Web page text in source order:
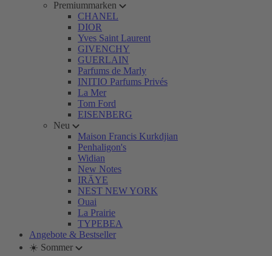
Premiummarken
CHANEL
DIOR
Yves Saint Laurent
GIVENCHY
GUERLAIN
Parfums de Marly
INITIO Parfums Privés
La Mer
Tom Ford
EISENBERG
Neu
Maison Francis Kurkdjian
Penhaligon's
Widian
New Notes
IRÄYE
NEST NEW YORK
Ouai
La Prairie
TYPEBEA
Angebote & Bestseller
☀️ Sommer